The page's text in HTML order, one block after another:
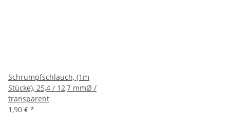
Schrumpfschlauch, (1m
Stücke), 25,4 / 12,7 mmØ /
transparent
1,90 € *